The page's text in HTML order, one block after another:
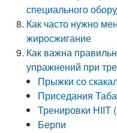
специального
Как часто нужно
жиросжигание
Как важна
упражнений при
Прыжки со
Приседания
Тренировки
Берпи